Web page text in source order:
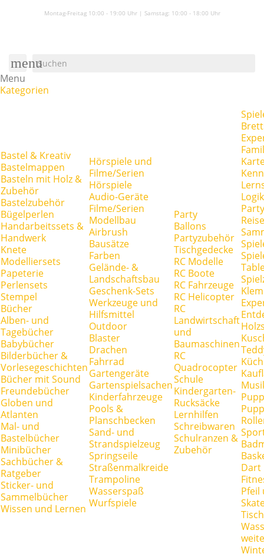
Montag-Freitag 10:00 - 19:00 Uhr | Samstag: 10:00 - 18:00 Uhr
menu
Menu
Kategorien
Bastel & Kreativ
Bastelmappen
Basteln mit Holz &
Zubehör
Bastelzubehör
Bügelperlen
Handarbeitssets &
Handwerk
Knete
Modelliersets
Papeterie
Perlensets
Stempel
Bücher
Alben- und
Tagebücher
Babybücher
Bilderbücher &
Vorlesegeschichten
Bücher mit Sound
Freundebücher
Globen und
Atlanten
Mal- und
Bastelbücher
Minibücher
Sachbücher &
Ratgeber
Sticker- und
Sammelbücher
Wissen und Lernen
Hörspiele und
Filme/Serien
Hörspiele
Audio-Geräte
Filme/Serien
Modellbau
Airbrush
Bausätze
Farben
Gelände- &
Landschaftsbau
Geschenk-Sets
Werkzeuge und
Hilfsmittel
Outdoor
Blaster
Drachen
Fahrrad
Gartengeräte
Gartenspielsachen
Kinderfahrzeuge
Pools &
Planschbecken
Sand- und
Strandspielzeug
Springseile
Straßenmalkreide
Trampoline
Wasserspaß
Wurfspiele
Party
Ballons
Partyzubehör
Tischgedecke
RC Modelle
RC Boote
RC Fahrzeuge
RC Helicopter
RC
Landwirtschaft
und
Baumaschinen
RC
Quadrocopter
Schule
Kindergarten-
Rucksäcke
Lernhilfen
Schreibwaren
Schulranzen &
Zubehör
Dart
Pfeil